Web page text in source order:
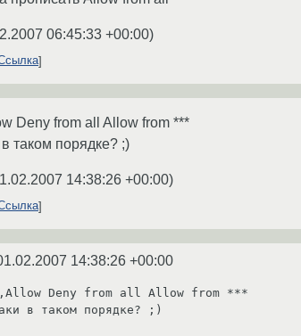
06:45:33 +00:00)
Deny from all Allow from ***
таком порядке? ;)
14:38:26 +00:00)
14:38:26 +00:00
Deny from all Allow from ***
в таком порядке? ;)